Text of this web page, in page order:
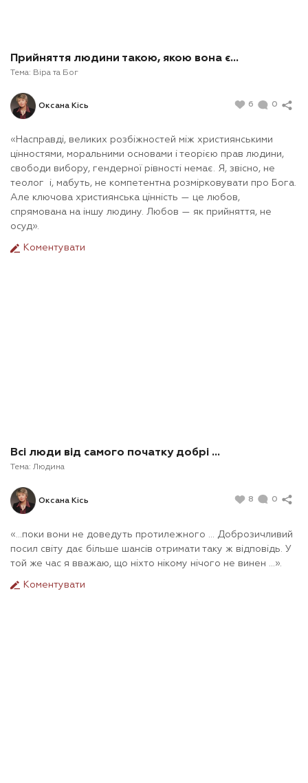
Прийняття людини такою, якою вона є…
Тема: Віра та Бог
Оксана Кісь 6 0
«Насправді, великих розбіжностей між християнськими
цінностями, моральними основами і теорією прав людини,
свободи вибору, гендерної рівності немає. Я, звісно, не
теолог і, мабуть, не компетентна розмірковувати про Бога.
Але ключова християнська цінність — це любов,
спрямована на іншу людину. Любов — як прийняття, не
осуд».
Коментувати
Всі люди від самого початку добрі ...
Тема: Людина
Оксана Кісь 8 0
«…поки вони не доведуть протилежного ... Доброзичливий
посил світу дає більше шансів отримати таку ж відповідь. У
той же час я вважаю, що ніхто нікому нічого не винен ...».
Коментувати